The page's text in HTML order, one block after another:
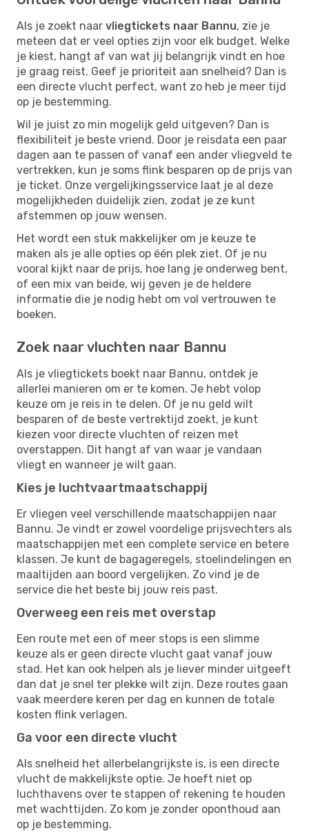
Als je zoekt naar vliegtickets naar Bannu, zie je
meteen dat er veel opties zijn voor elk budget. Welke
je kiest, hangt af van wat jij belangrijk vindt en hoe
je graag reist. Geef je prioriteit aan snelheid? Dan is
een directe vlucht perfect, want zo heb je meer tijd
op je bestemming.
Wil je juist zo min mogelijk geld uitgeven? Dan is
flexibiliteit je beste vriend. Door je reisdata een paar
dagen aan te passen of vanaf een ander vliegveld te
vertrekken, kun je soms flink besparen op de prijs van
je ticket. Onze vergelijkingsservice laat je al deze
mogelijkheden duidelijk zien, zodat je ze kunt
afstemmen op jouw wensen.
Het wordt een stuk makkelijker om je keuze te
maken als je alle opties op één plek ziet. Of je nu
vooral kijkt naar de prijs, hoe lang je onderweg bent,
of een mix van beide, wij geven je de heldere
informatie die je nodig hebt om vol vertrouwen te
boeken.
Zoek naar vluchten naar Bannu
Als je vliegtickets boekt naar Bannu, ontdek je
allerlei manieren om er te komen. Je hebt volop
keuze om je reis in te delen. Of je nu geld wilt
besparen of de beste vertrektijd zoekt, je kunt
kiezen voor directe vluchten of reizen met
overstappen. Dit hangt af van waar je vandaan
vliegt en wanneer je wilt gaan.
Kies je luchtvaartmaatschappij
Er vliegen veel verschillende maatschappijen naar
Bannu. Je vindt er zowel voordelige prijsvechters als
maatschappijen met een complete service en betere
klassen. Je kunt de bagageregels, stoelindelingen en
maaltijden aan boord vergelijken. Zo vind je de
service die het beste bij jouw reis past.
Overweeg een reis met overstap
Een route met een of meer stops is een slimme
keuze als er geen directe vlucht gaat vanaf jouw
stad. Het kan ook helpen als je liever minder uitgeeft
dan dat je snel ter plekke wilt zijn. Deze routes gaan
vaak meerdere keren per dag en kunnen de totale
kosten flink verlagen.
Ga voor een directe vlucht
Als snelheid het allerbelangrijkste is, is een directe
vlucht de makkelijkste optie. Je hoeft niet op
luchthavens over te stappen of rekening te houden
met wachttijden. Zo kom je zonder oponthoud aan
op je bestemming.